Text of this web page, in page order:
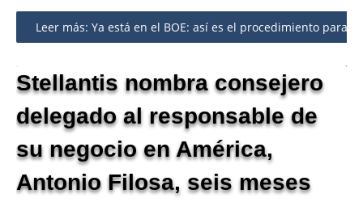
Share
Leer más: Ya está en el BOE: así es el procedimiento para
Stellantis nombra consejero
delegado al responsable de
su negocio en América,
Antonio Filosa, seis meses